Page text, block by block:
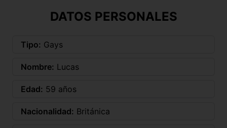
DATOS PERSONALES
Tipo: Gays
Nombre: Lucas
Edad: 59 años
Nacionalidad: Británica